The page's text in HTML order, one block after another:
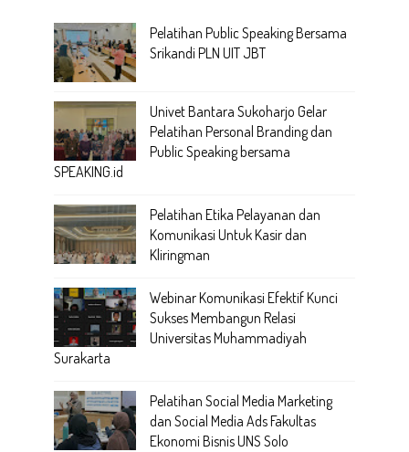
Pelatihan Public Speaking Bersama
Srikandi PLN UIT JBT
Univet Bantara Sukoharjo Gelar
Pelatihan Personal Branding dan
Public Speaking bersama
SPEAKING.id
Pelatihan Etika Pelayanan dan
Komunikasi Untuk Kasir dan
Kliringman
Webinar Komunikasi Efektif Kunci
Sukses Membangun Relasi
Universitas Muhammadiyah
Surakarta
Pelatihan Social Media Marketing
dan Social Media Ads Fakultas
Ekonomi Bisnis UNS Solo